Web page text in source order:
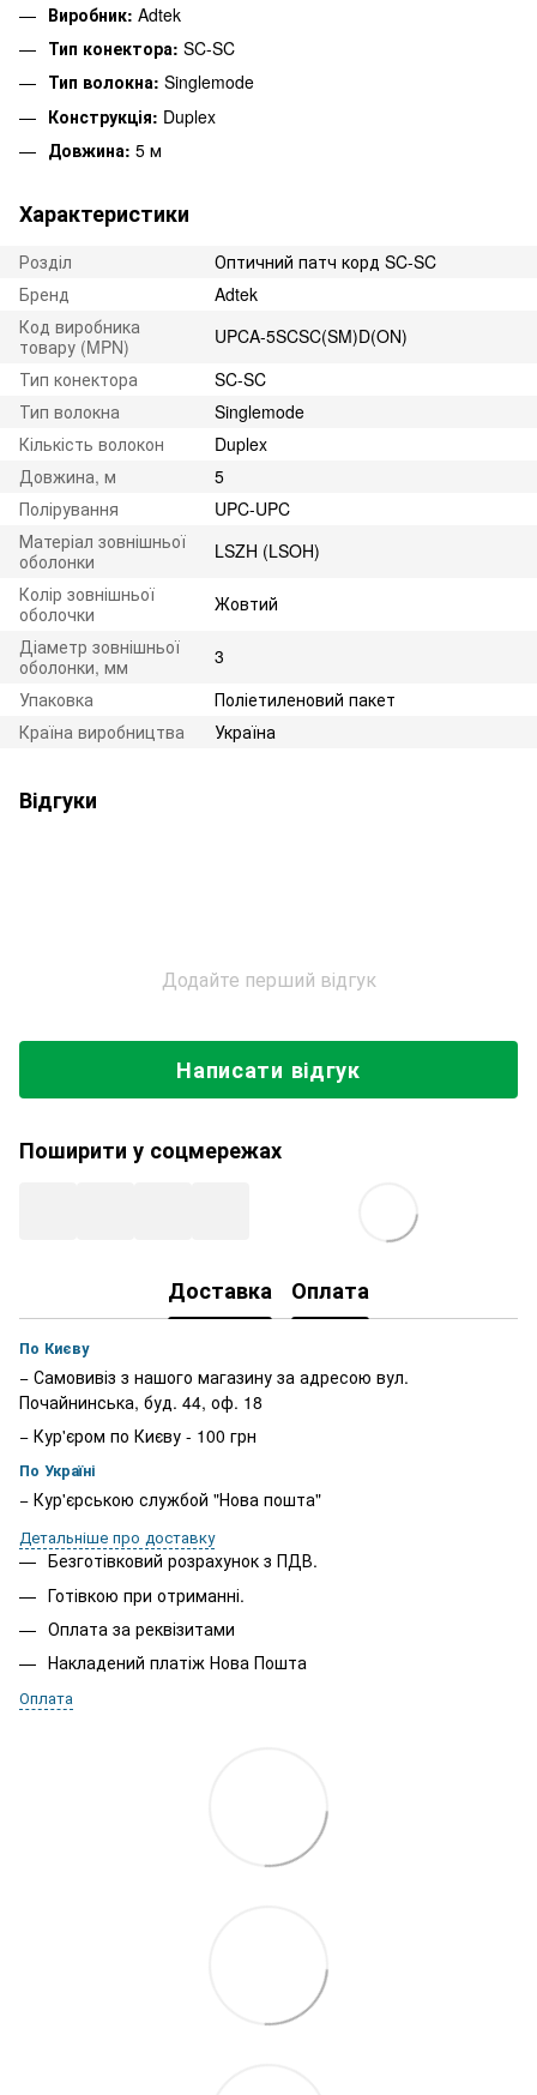
Виробник: Adtek
Тип конектора: SC-SC
Тип волокна: Singlemode
Конструкція: Duplex
Довжина: 5 м
Характеристики
Розділ
Оптичний патч корд SC-SC
Бренд
Adtek
Код виробника
товару (MPN)
UPCA-5SCSC(SM)D(ON)
Тип конектора
SC-SC
Тип волокна
Singlemode
Кількість волокон
Duplex
Довжина, м
5
Полірування
UPC-UPC
Матеріал зовнішньої
оболонки
LSZH (LSOH)
Колір зовнішньої
оболочки
Жовтий
Діаметр зовнішньої
оболонки, мм
3
Упаковка
Поліетиленовий пакет
Країна виробництва
Україна
Відгуки
Додайте перший відгук
Написати відгук
Поширити у соцмережах
Доставка Оплата
По Києву
− Самовивіз з нашого магазину за адресою вул.
Почайнинська, буд. 44, оф. 18
− Кур'єром по Києву - 100 грн
По Україні
− Кур'єрською службой "Нова пошта"
Детальніше про доставку
Безготівковий розрахунок з ПДВ.
Готівкою при отриманні.
Оплата за реквізитами
Накладений платіж Нова Пошта
Оплата